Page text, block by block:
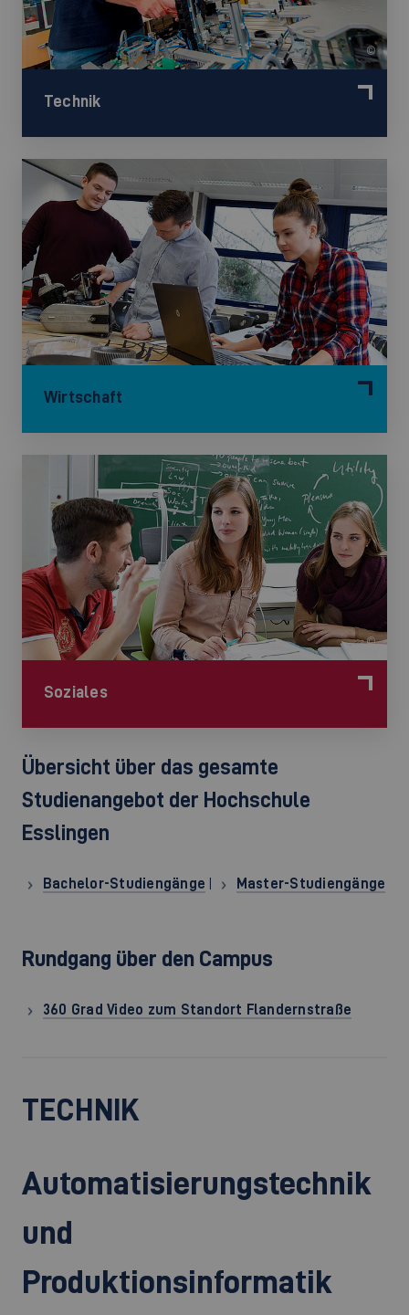
©
Technik
©
Wirtschaft
©
Soziales
Übersicht über das gesamte
Studienangebot der Hochschule
Esslingen
Bachelor-Studiengänge Master-Studiengänge
Rundgang über den Campus
360 Grad Video zum Standort Flandernstraße
TECHNIK
Automatisierungstechnik
und
Produktionsinformatik